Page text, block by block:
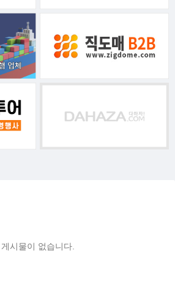
게시물이 없습니다.